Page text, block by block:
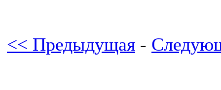
<< Предыдущая -